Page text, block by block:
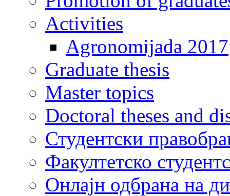
Activities
Agronomijada 2017
Graduate thesis
Master topics
Doctoral theses and
Студентски
Факултетско
Онлајн одбрана на